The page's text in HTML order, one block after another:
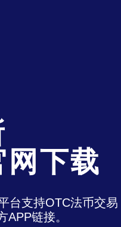
下载
台支持OTC法币交
链接。